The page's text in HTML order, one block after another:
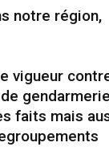
notre région,
vigueur
faits mais